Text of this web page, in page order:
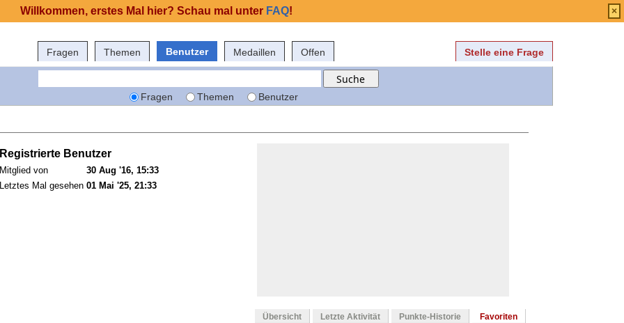
Fragen Themen Benutzer Medaillen Offen Stelle eine Frage
Fragen Themen Benutzer
Registrierte Benutzer
Mitglied von
30 Aug '16, 15:33
Letztes Mal gesehen 01 Mai '25, 21:33
Übersicht Letzte Aktivität Punkte-Historie
Favoriten
Willkommen, erstes Mal hier? Schau mal unter FAQ! ×